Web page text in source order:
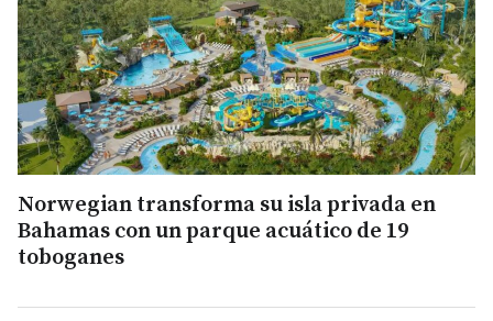
Norwegian transforma su isla privada en
Bahamas con un parque acuático de 19
toboganes